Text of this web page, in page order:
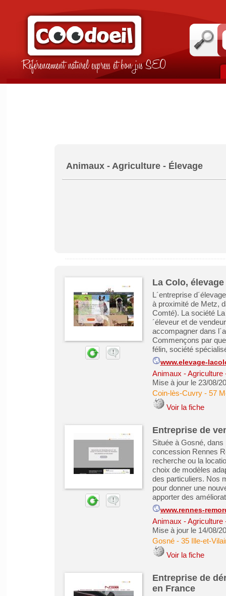
Référencement naturel express et bon jus SEO
Animaux - Agriculture - Élevage
La Colo,
L´entreprise
à proximité de Metz,
Comté). La société
´éleveur et de
accompagner dans
Commençons par
félin, société
www.elevage-
Animaux - Agriculture
Mise à jour le 23/08/
Coin-lès-Cuvry- 57
Voir la fiche
Entreprise de
Située à Gosné, dans
concession Rennes
recherche ou la
choix de modèles
des particuliers. Nos
pour donner une
apporter des
www.rennes-
Animaux - Agriculture
Mise à jour le 14/08/
Gosné- 35 Ille-et-
Voir la fiche
Entreprise de
en France